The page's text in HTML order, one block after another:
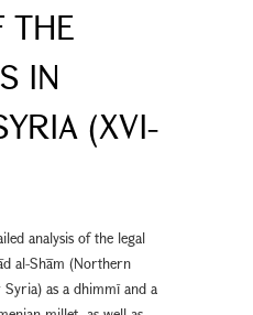
THE
IN
(XVI-
analysis of the legal
al-Shām (Northern
as a dhimmī and a